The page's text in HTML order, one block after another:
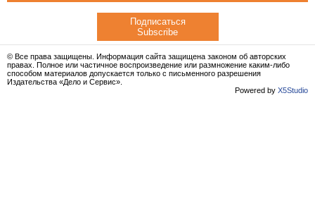
Подписаться
Subscribe
© Все права защищены. Информация сайта защищена законом об авторских
правах. Полное или частичное воспроизведение или размножение каким-либо
способом материалов допускается только с письменного разрешения
Издательства «Дело и Сервис».
Powered by X5Studio